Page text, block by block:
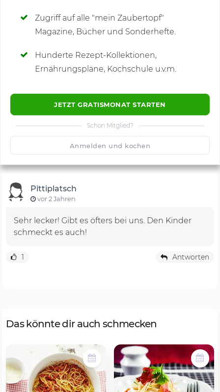
Zugriff auf alle "mein Zaubertopf"
Magazine, Bücher und Sonderhefte.
Hunderte Rezept-Kollektionen,
Ernährungspläne, Kochschule u.v.m.
JETZT GRATISMONAT STARTEN
Schon Mitglied?
Anmelden und kochen
Kommentare(1)
🙂 Speichern
Pittiplatsch
vor 2 Jahren
Sehr lecker! Gibt es öfters bei uns. Den Kinder
schmeckt es auch!
1 Antworten
Das könnte dir auch schmecken